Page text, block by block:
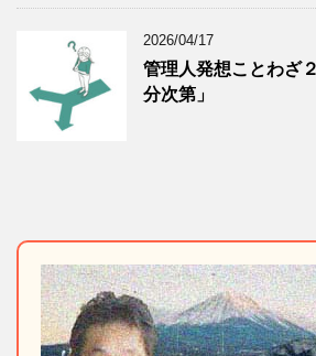
2026/04/17
管理人発想ことわざ
分次第」